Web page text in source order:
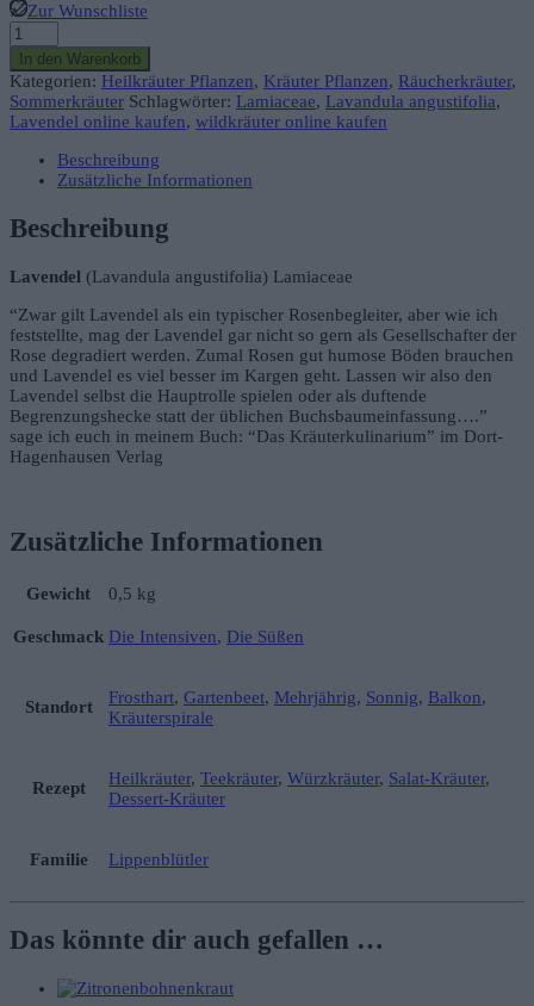
Zur Wunschliste
Lavendel
Bio
Pflanze
Menge
In den Warenkorb
Kategorien: Heilkräuter Pflanzen, Kräuter Pflanzen, Räucherkräuter,
Sommerkräuter Schlagwörter: Lamiaceae, Lavandula angustifolia,
Lavendel online kaufen, wildkräuter online kaufen
Beschreibung
Zusätzliche Informationen
Beschreibung
Lavendel (Lavandula angustifolia) Lamiaceae
“Zwar gilt Lavendel als ein typischer Rosenbegleiter, aber wie ich
feststellte, mag der Lavendel gar nicht so gern als Gesellschafter der
Rose degradiert werden. Zumal Rosen gut humose Böden brauchen
und Lavendel es viel besser im Kargen geht. Lassen wir also den
Lavendel selbst die Hauptrolle spielen oder als duftende
Begrenzungshecke statt der üblichen Buchsbaumeinfassung….”
sage ich euch in meinem Buch: “Das Kräuterkulinarium” im Dort-
Hagenhausen Verlag
Zusätzliche Informationen
Gewicht 0,5 kg
Geschmack Die Intensiven, Die Süßen
Standort Frosthart, Gartenbeet, Mehrjährig, Sonnig, Balkon,
Kräuterspirale
Rezept Heilkräuter, Teekräuter, Würzkräuter, Salat-Kräuter,
Dessert-Kräuter
Familie Lippenblütler
Das könnte dir auch gefallen …